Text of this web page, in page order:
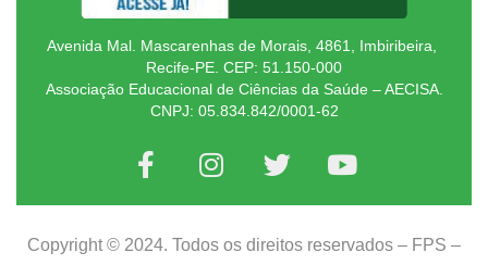
Avenida Mal. Mascarenhas de Morais, 4861, Imbiribeira,
Recife-PE. CEP: 51.150-000
Associação Educacional de Ciências da Saúde – AECISA.
CNPJ: 05.834.842/0001-62
Copyright © 2024. Todos os direitos reservados – FPS –